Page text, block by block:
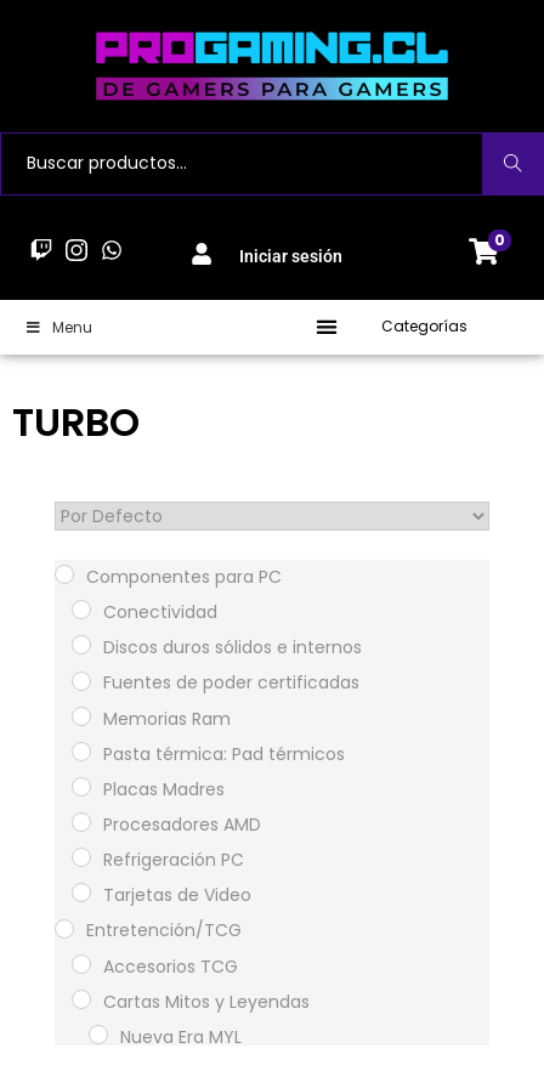
Buscar
Iniciar sesión
0
Menu Categorías
TURBO
Sort Products
Componentes para PC
Conectividad
Discos duros sólidos e internos
Fuentes de poder certificadas
Memorias Ram
Pasta térmica: Pad térmicos
Placas Madres
Procesadores AMD
Refrigeración PC
Tarjetas de Video
Entretención/TCG
Accesorios TCG
Cartas Mitos y Leyendas
Nueva Era MYL